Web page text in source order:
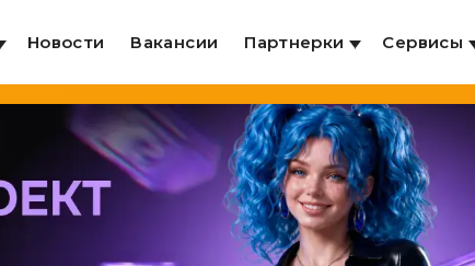
Новости Вакансии Партнерки Сервисы